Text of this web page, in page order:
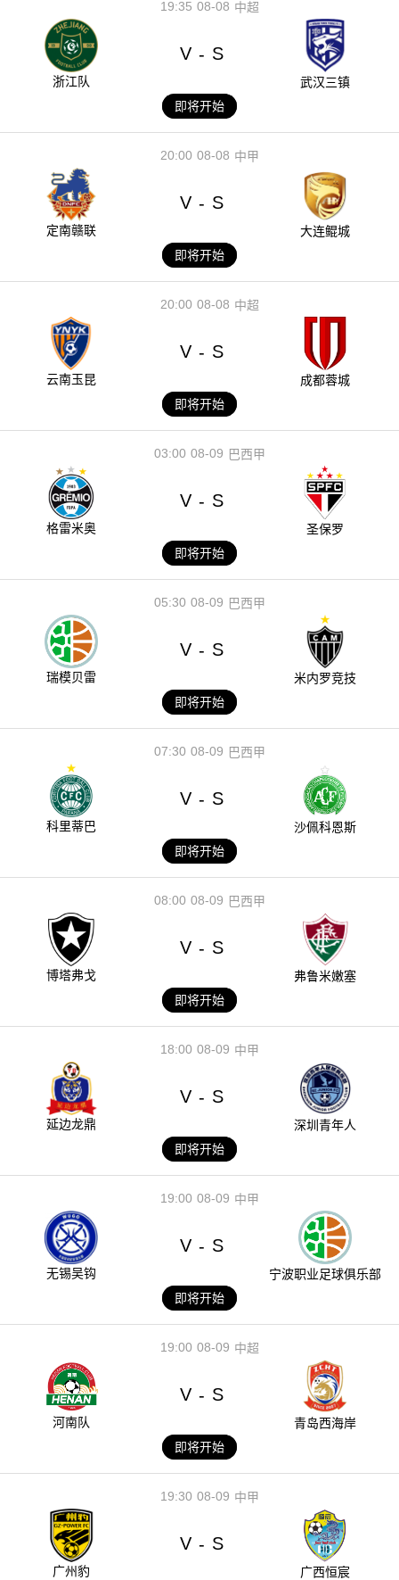
08-08
19:35 中超
浙江队
V - S
武汉三镇
即将开始
08-08
20:00 中甲
定南赣联
V - S
大连鲲城
即将开始
08-08
20:00 中超
云南玉昆
V - S
成都蓉城
即将开始
08-09
03:00 巴西甲
格雷米奥
V - S
圣保罗
即将开始
08-09
05:30 巴西甲
瑞模贝雷
V - S
米内罗竞技
即将开始
08-09
07:30 巴西甲
科里蒂巴
V - S
沙佩科恩斯
即将开始
08-09
08:00 巴西甲
博塔弗戈
V - S
弗鲁米嫩塞
即将开始
08-09
18:00 中甲
延边龙鼎
V - S
深圳青年人
即将开始
08-09
19:00 中甲
无锡吴钩
V - S
宁波职业足球俱乐部
即将开始
08-09
19:00 中超
河南队
V - S
青岛西海岸
即将开始
08-09
19:30 中甲
广州豹
V - S
广西恒宸